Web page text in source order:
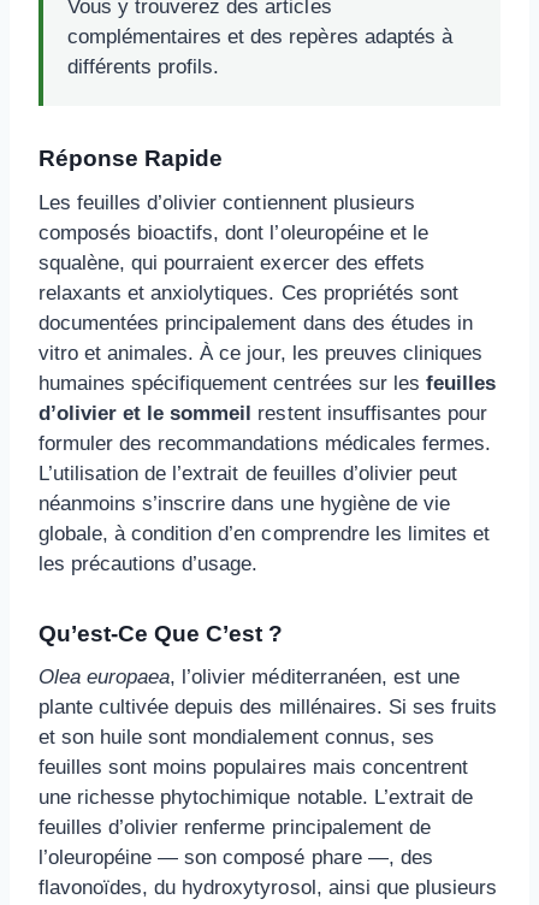
Vous y trouverez des articles
complémentaires et des repères adaptés à
différents profils.
Réponse Rapide
Les feuilles d’olivier contiennent plusieurs
composés bioactifs, dont l’oleuropéine et le
squalène, qui pourraient exercer des effets
relaxants et anxiolytiques. Ces propriétés sont
documentées principalement dans des études in
vitro et animales. À ce jour, les preuves cliniques
humaines spécifiquement centrées sur les feuilles
d’olivier et le sommeil restent insuffisantes pour
formuler des recommandations médicales fermes.
L’utilisation de l’extrait de feuilles d’olivier peut
néanmoins s’inscrire dans une hygiène de vie
globale, à condition d’en comprendre les limites et
les précautions d’usage.
Qu’est-Ce Que C’est ?
Olea europaea, l’olivier méditerranéen, est une
plante cultivée depuis des millénaires. Si ses fruits
et son huile sont mondialement connus, ses
feuilles sont moins populaires mais concentrent
une richesse phytochimique notable. L’extrait de
feuilles d’olivier renferme principalement de
l’oleuropéine — son composé phare —, des
flavonoïdes, du hydroxytyrosol, ainsi que plusieurs